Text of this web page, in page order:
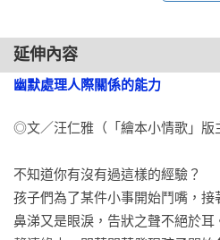
及兩個好朋友間的內心轉折，幫助
間、孩子與父母之間，甚至是大人
都是一個機會，幫助我們練習處理
暖心推薦：
Mom & Dad（親子YouTuber／育
延伸內容
幽默處理人際關係的能力
◎文／汪仁雅（「繪本小情歌」版
不知道你有沒有過這樣的經驗？
孩子們為了某件小事開始鬥嘴，
鼻涕又是眼淚，告狀之聲不絕於